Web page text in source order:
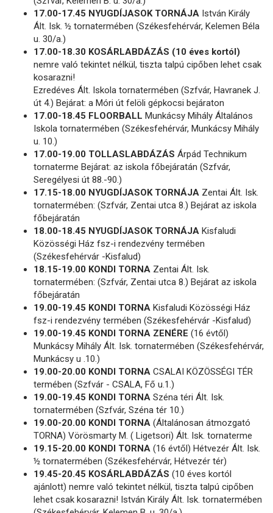
17.00-17.45 NYUGDÍJASOK TORNÁJA István Király
Ált. Isk. ½ tornatermében (Székesfehérvár, Kelemen Béla
u. 30/a.)
17.00-18.30 KOSÁRLABDÁZÁS (10 éves kortól)
nemre való tekintet nélkül, tiszta talpú cipőben lehet csak
kosarazni!
Ezredéves Ált. Iskola tornatermében (Szfvár, Havranek J.
út 4.) Bejárat: a Móri út felöli gépkocsi bejáraton
17.00-18.45 FLOORBALL Munkácsy Mihály Általános
Iskola tornatermében (Székesfehérvár, Munkácsy Mihály
u. 10.)
17.00-19.00 TOLLASLABDÁZÁS Árpád Technikum
tornaterme Bejárat: az iskola főbejáratán (Szfvár,
Seregélyesi út 88.-90.)
17.15-18.00 NYUGDÍJASOK TORNÁJA Zentai Ált. Isk.
tornatermében: (Szfvár, Zentai utca 8.) Bejárat az iskola
főbejáratán
18.00-18.45 NYUGDÍJASOK TORNÁJA Kisfaludi
Közösségi Ház fsz-i rendezvény termében
(Székesfehérvár -Kisfalud)
18.15-19.00 KONDI TORNA Zentai Ált. Isk.
tornatermében: (Szfvár, Zentai utca 8.) Bejárat az iskola
főbejáratán
19.00-19.45 KONDI TORNA Kisfaludi Közösségi Ház
fsz-i rendezvény termében (Székesfehérvár -Kisfalud)
19.00-19.45 KONDI TORNA ZENÉRE (16 évtől)
Munkácsy Mihály Ált. Isk. tornatermében (Székesfehérvár,
Munkácsy u .10.)
19.00-20.00 KONDI TORNA CSALAI KÖZÖSSÉGI TÉR
termében (Szfvár - CSALA, Fő u.1.)
19.00-19.45 KONDI TORNA Széna téri Ált. Isk.
tornatermében (Szfvár, Széna tér 10.)
19.00-20.00 KONDI TORNA (Általánosan átmozgató
TORNA) Vörösmarty M. ( Ligetsori) Ált. Isk. tornaterme
19.15-20.00 KONDI TORNA (16 évtől) Hétvezér Ált. Isk.
½ tornatermében (Székesfehérvár, Hétvezér tér)
19.45-20.45 KOSÁRLABDÁZÁS (10 éves kortól
ajánlott) nemre való tekintet nélkül, tiszta talpú cipőben
lehet csak kosarazni! István Király Ált. Isk. tornatermében